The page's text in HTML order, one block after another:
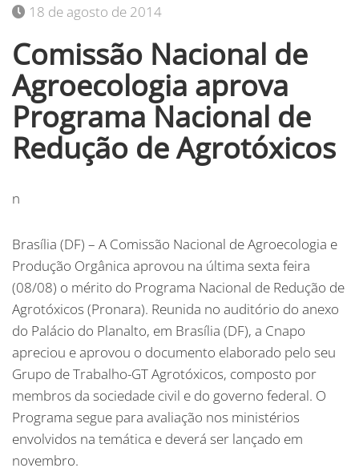
18 de agosto de 2014
Comissão Nacional de
Agroecologia aprova
Programa Nacional de
Redução de Agrotóxicos
n
Brasília (DF) – A Comissão Nacional de Agroecologia e
Produção Orgânica aprovou na última sexta feira
(08/08) o mérito do Programa Nacional de Redução de
Agrotóxicos (Pronara). Reunida no auditório do anexo
do Palácio do Planalto, em Brasília (DF), a Cnapo
apreciou e aprovou o documento elaborado pelo seu
Grupo de Trabalho-GT Agrotóxicos, composto por
membros da sociedade civil e do governo federal. O
Programa segue para avaliação nos ministérios
envolvidos na temática e deverá ser lançado em
novembro.